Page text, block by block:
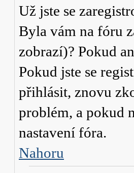
Už jste se
Byla vám na fóru
zobrazí)? Pokud
Pokud jste se
přihlásit, znovu
problém, a pokud
nastavení fóra.
Nahoru